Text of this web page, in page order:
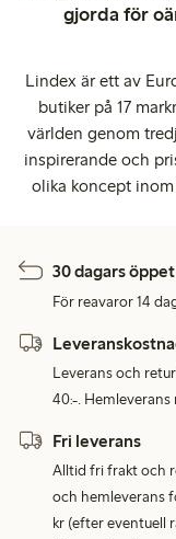
gjorda för
Lindex är ett av
butiker på 17
världen genom
inspirerande och
olika koncept
30 dagars
För reavaror 14
Leverans och
40:-. Hemleverans
Fri leverans
Alltid fri frakt och
och hemleverans
kr (efter eventuell